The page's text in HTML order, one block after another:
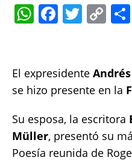
W
s
A
p
p
F
e
b
o
o
k
T
te
r
C
y
Li
n
k
El expresidente
se hizo presente en la
Su esposa, la escritora
Müller, presentó su
Poesía reunida de